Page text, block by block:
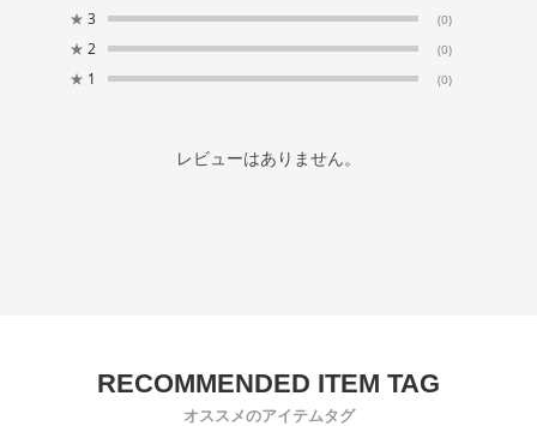
★ 3 (0)
★ 2 (0)
★ 1 (0)
レビューはありません。
オススメのアイテムタグ